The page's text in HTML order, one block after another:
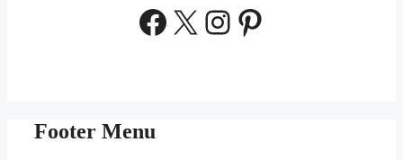
Facebook
X Instagram
Pinterest
Footer Menu